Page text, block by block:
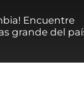
Encuentre
grande del